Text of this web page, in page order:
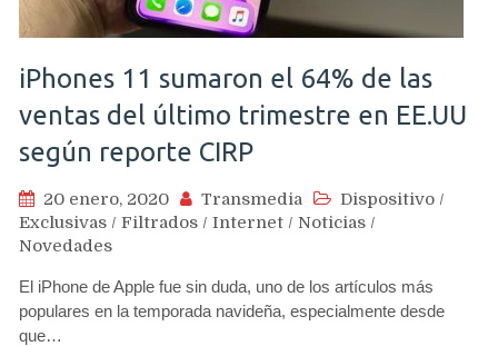
iPhones 11 sumaron el 64% de las
ventas del último trimestre en EE.UU
según reporte CIRP
20 enero, 2020 Transmedia Dispositivo /
Exclusivas / Filtrados / Internet / Noticias /
Novedades
El iPhone de Apple fue sin duda, uno de los artículos más
populares en la temporada navideña, especialmente desde
que…